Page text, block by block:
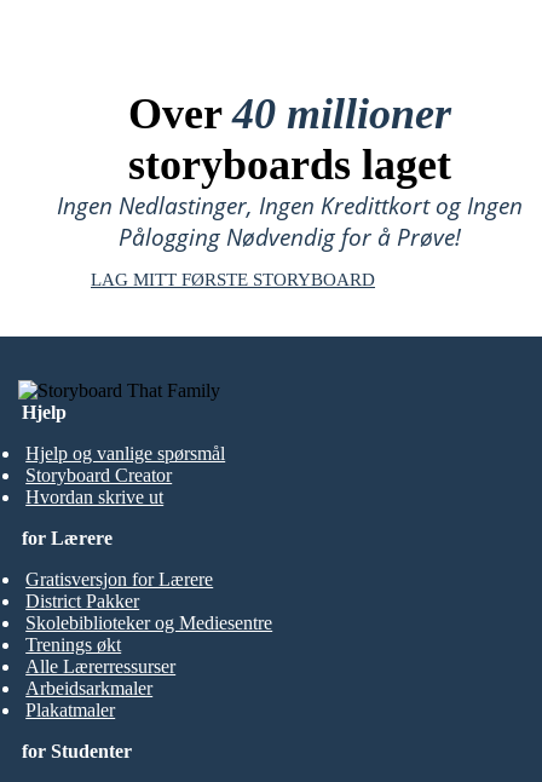
Over40 millioner
storyboards laget
Ingen Nedlastinger, Ingen Kredittkort og Ingen
Pålogging Nødvendig for å Prøve!
LAG MITT FØRSTE STORYBOARD
Hjelp
Hjelp og vanlige spørsmål
Storyboard Creator
Hvordan skrive ut
for Studenter
for Lærere
Gratisversjon for Lærere
District Pakker
Skolebiblioteker og Mediesentre
Trenings økt
Alle Lærerressurser
Arbeidsarkmaler
Plakatmaler